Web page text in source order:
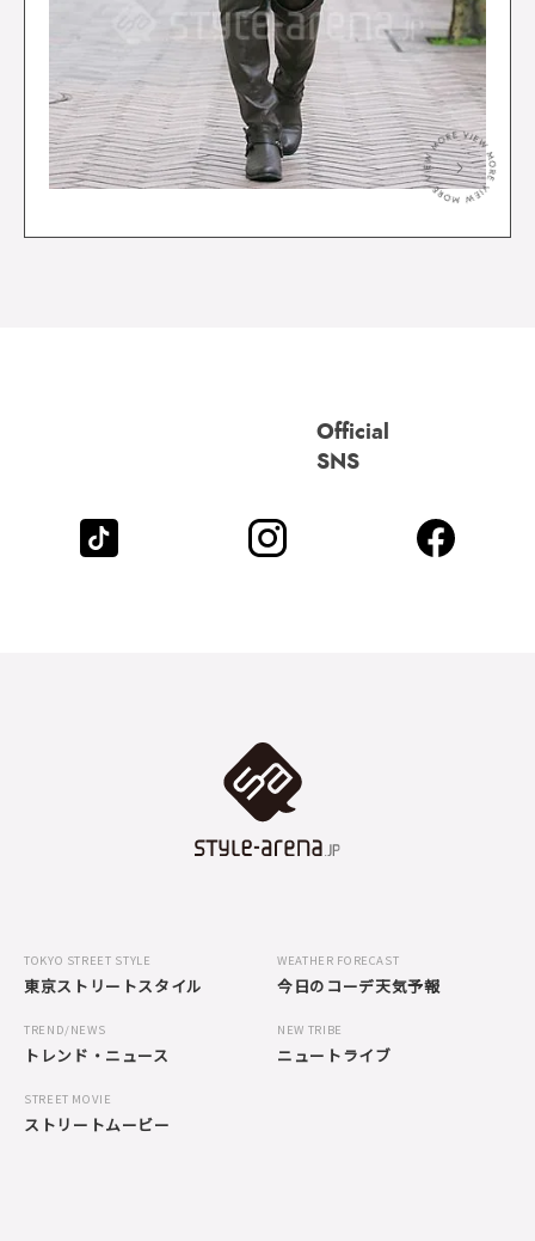
＞
Official
SNS
TOKYO STREET STYLE
東京ストリートスタイル
WEATHER FORECAST
今日のコーデ天気予報
TREND/NEWS
トレンド・ニュース
NEW TRIBE
ニュートライブ
STREET MOVIE
ストリートムービー